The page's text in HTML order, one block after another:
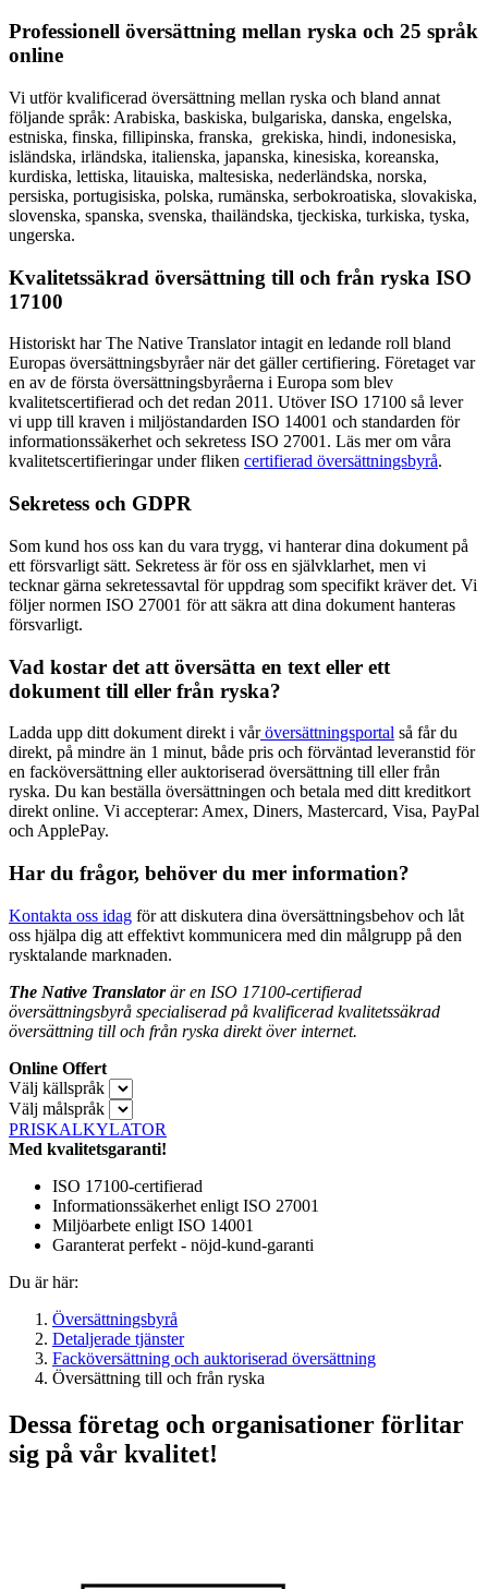
Professionell översättning mellan ryska och 25 språk
online
Vi utför kvalificerad översättning mellan ryska och bland annat
följande språk: Arabiska, baskiska, bulgariska, danska, engelska,
estniska, finska, fillipinska, franska, grekiska, hindi, indonesiska,
isländska, irländska, italienska, japanska, kinesiska, koreanska,
kurdiska, lettiska, litauiska, maltesiska, nederländska, norska,
persiska, portugisiska, polska, rumänska, serbokroatiska, slovakiska,
slovenska, spanska, svenska, thailändska, tjeckiska, turkiska, tyska,
ungerska.
Kvalitetssäkrad översättning till och från ryska ISO
17100
Historiskt har The Native Translator intagit en ledande roll bland
Europas översättningsbyråer när det gäller certifiering. Företaget var
en av de första översättningsbyråerna i Europa som blev
kvalitetscertifierad och det redan 2011. Utöver ISO 17100 så lever
vi upp till kraven i miljöstandarden ISO 14001 och standarden för
informationssäkerhet och sekretess ISO 27001. Läs mer om våra
kvalitetscertifieringar under fliken certifierad översättningsbyrå.
Sekretess och GDPR
Som kund hos oss kan du vara trygg, vi hanterar dina dokument på
ett försvarligt sätt. Sekretess är för oss en självklarhet, men vi
tecknar gärna sekretessavtal för uppdrag som specifikt kräver det. Vi
följer normen ISO 27001 för att säkra att dina dokument hanteras
försvarligt.
Vad kostar det att översätta en text eller ett
dokument till eller från ryska?
Ladda upp ditt dokument direkt i vår översättningsportal så får du
direkt, på mindre än 1 minut, både pris och förväntad leveranstid för
en facköversättning eller auktoriserad översättning till eller från
ryska. Du kan beställa översättningen och betala med ditt kreditkort
direkt online. Vi accepterar: Amex, Diners, Mastercard, Visa, PayPal
och ApplePay.
Har du frågor, behöver du mer information?
Kontakta oss idag för att diskutera dina översättningsbehov och låt
oss hjälpa dig att effektivt kommunicera med din målgrupp på den
rysktalande marknaden.
The Native Translatorär en ISO 17100-certifierad
översättningsbyrå specialiserad på kvalificerad kvalitetssäkrad
översättning till och från ryska direkt över internet.
Online Offert
Välj källspråk
Välj målspråk
PRISKALKYLATOR
Med kvalitetsgaranti!
ISO 17100-certifierad
Informationssäkerhet enligt ISO 27001
Miljöarbete enligt ISO 14001
Garanterat perfekt - nöjd-kund-garanti
Du är här:
Översättningsbyrå
Detaljerade tjänster
Facköversättning och auktoriserad översättning
Översättning till och från ryska
Dessa företag och organisationer förlitar
sig på vår kvalitet!